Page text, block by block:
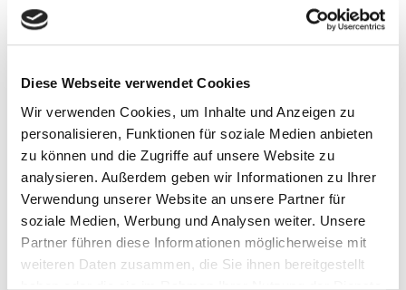
Diese Webseite verwendet Cookies
Wir verwenden Cookies, um Inhalte und Anzeigen zu
personalisieren, Funktionen für soziale Medien anbieten
zu können und die Zugriffe auf unsere Website zu
analysieren. Außerdem geben wir Informationen zu Ihrer
Verwendung unserer Website an unsere Partner für
soziale Medien, Werbung und Analysen weiter. Unsere
Partner führen diese Informationen möglicherweise mit
weiteren Daten zusammen, die Sie ihnen bereitgestellt
Marktforschung, Schlüsselwörteranalyse,
Webseiteninhalt, Webseitencode, Backlink
(Rückverweis) Aufbau, Besucher-Tracking,
Verkauf geknüpft. Mit unserem SEO-Dienst steigern wir
den Besuch auf Ihrer Webseite, Neukunden und
Verkäufe. Sie stehen bei Suchergebnissen an der Spitze
und werden so im Internet sichtbarer. Das wird
sicherlich die Aufmerksamkeit potenzieller Kunden auf
Ihren Autohandel lenken.
Das Unternehmen hilft Händlern mit dem Online-
Marketing.